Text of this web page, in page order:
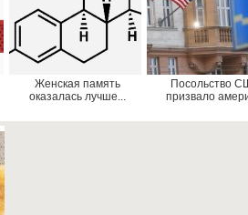
Женская память
оказалась лучше...
Посольство
призвало